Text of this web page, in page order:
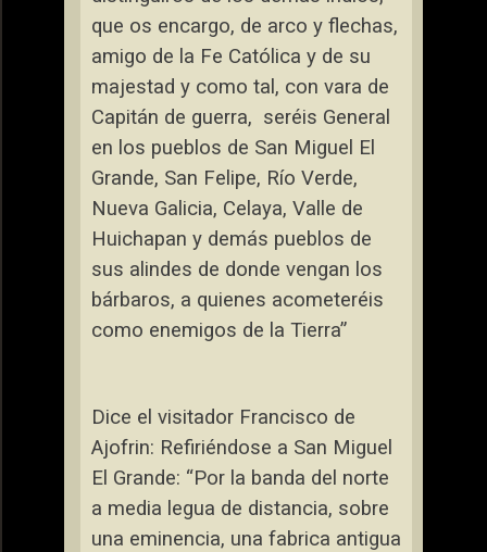
que os encargo, de arco y flechas,
amigo de la Fe Católica y de su
majestad y como tal, con vara de
Capitán de guerra, seréis General
en los pueblos de San Miguel El
Grande, San Felipe, Río Verde,
Nueva Galicia, Celaya, Valle de
Huichapan y demás pueblos de
sus alindes de donde vengan los
bárbaros, a quienes acometeréis
como enemigos de la Tierra”
Dice el visitador Francisco de
Ajofrin: Refiriéndose a San Miguel
El Grande: “Por la banda del norte
a media legua de distancia, sobre
una eminencia, una fabrica antigua